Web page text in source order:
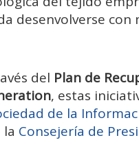
desenvolverse
del Plan de
, estas
de la
Consejería de